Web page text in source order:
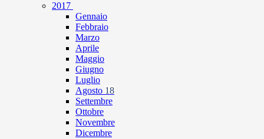
2017
Gennaio
Febbraio
Marzo
Aprile
Maggio
Giugno
Luglio
Agosto 18
Settembre
Ottobre
Novembre
Dicembre